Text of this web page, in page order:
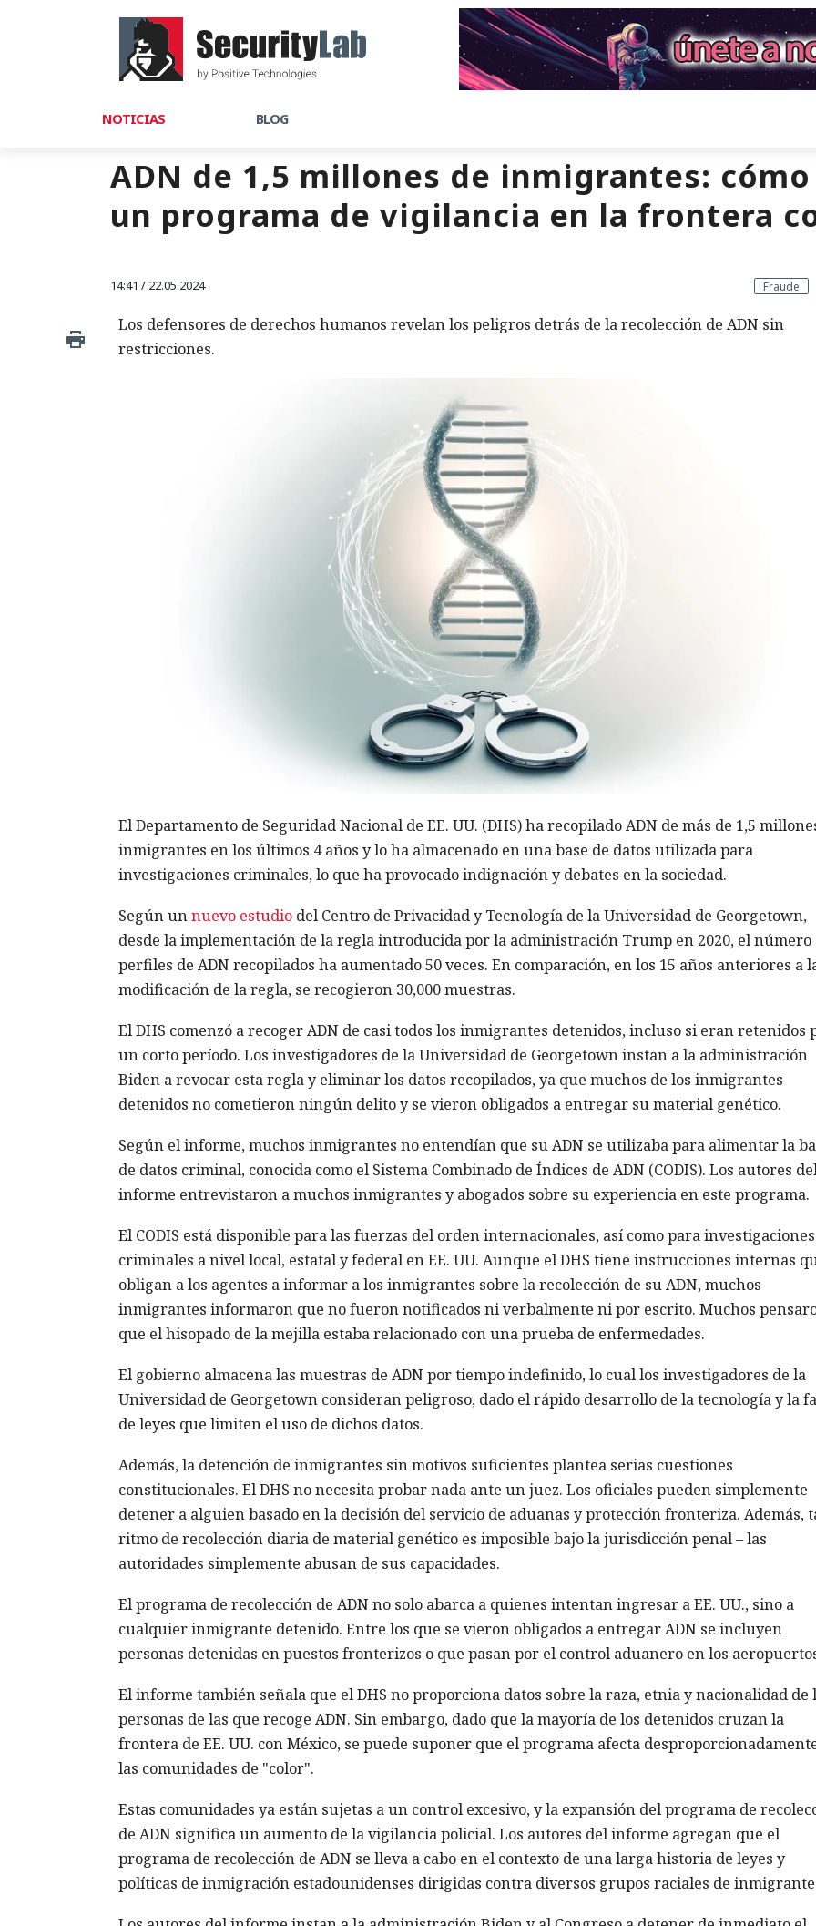
NOTICIAS BLOG
ADN de 1,5 millones de inmigrantes:
un programa de vigilancia en la frontera
14:41 / 22.05.2024 Fraude
Los defensores de derechos humanos revelan los peligros detrás de la recolección de ADN sin
restricciones.
El Departamento de Seguridad Nacional de EE. UU. (DHS) ha recopilado ADN de más de 1,5
inmigrantes en los últimos 4 años y lo ha almacenado en una base de datos utilizada para
investigaciones criminales, lo que ha provocado indignación y debates en la sociedad.
Según unnuevo estudiodel Centro de Privacidad y Tecnología de la Universidad de Georgetown,
desde la implementación de la regla introducida por la administración Trump en 2020, el número
perfiles de ADN recopilados ha aumentado 50 veces. En comparación, en los 15 años anteriores a
modificación de la regla, se recogieron 30,000 muestras.
El DHS comenzó a recoger ADN de casi todos los inmigrantes detenidos, incluso si eran retenidos
un corto período. Los investigadores de la Universidad de Georgetown instan a la administración
Biden a revocar esta regla y eliminar los datos recopilados, ya que muchos de los inmigrantes
detenidos no cometieron ningún delito y se vieron obligados a entregar su material genético.
Según el informe, muchos inmigrantes no entendían que su ADN se utilizaba para alimentar la
de datos criminal, conocida como el Sistema Combinado de Índices de ADN (CODIS). Los autores
informe entrevistaron a muchos inmigrantes y abogados sobre su experiencia en este programa.
El CODIS está disponible para las fuerzas del orden internacionales, así como para investigaciones
criminales a nivel local, estatal y federal en EE. UU. Aunque el DHS tiene instrucciones internas
obligan a los agentes a informar a los inmigrantes sobre la recolección de su ADN, muchos
inmigrantes informaron que no fueron notificados ni verbalmente ni por escrito. Muchos
que el hisopado de la mejilla estaba relacionado con una prueba de enfermedades.
El gobierno almacena las muestras de ADN por tiempo indefinido, lo cual los investigadores de la
Universidad de Georgetown consideran peligroso, dado el rápido desarrollo de la tecnología y la
de leyes que limiten el uso de dichos datos.
Además, la detención de inmigrantes sin motivos suficientes plantea serias cuestiones
constitucionales. El DHS no necesita probar nada ante un juez. Los oficiales pueden simplemente
detener a alguien basado en la decisión del servicio de aduanas y protección fronteriza. Además,
ritmo de recolección diaria de material genético es imposible bajo la jurisdicción penal – las
autoridades simplemente abusan de sus capacidades.
El programa de recolección de ADN no solo abarca a quienes intentan ingresar a EE. UU., sino a
cualquier inmigrante detenido. Entre los que se vieron obligados a entregar ADN se incluyen
personas detenidas en puestos fronterizos o que pasan por el control aduanero en los
El informe también señala que el DHS no proporciona datos sobre la raza, etnia y nacionalidad de
personas de las que recoge ADN. Sin embargo, dado que la mayoría de los detenidos cruzan la
frontera de EE. UU. con México, se puede suponer que el programa afecta
las comunidades de "color".
Estas comunidades ya están sujetas a un control excesivo, y la expansión del programa de
de ADN significa un aumento de la vigilancia policial. Los autores del informe agregan que el
programa de recolección de ADN se lleva a cabo en el contexto de una larga historia de leyes y
políticas de inmigración estadounidenses dirigidas contra diversos grupos raciales de